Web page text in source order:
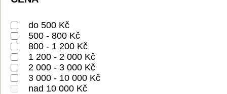
do 500 Kč
500 - 800 Kč
800 - 1 200 Kč
1 200 - 2 000 Kč
2 000 - 3 000 Kč
3 000 - 10 000 Kč
nad 10 000 Kč